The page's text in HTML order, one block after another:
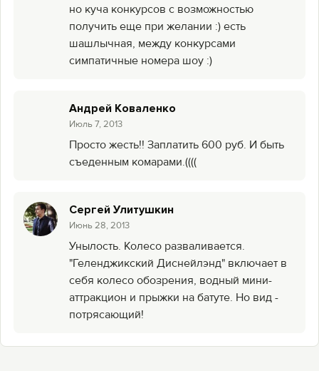
но куча конкурсов с возможностью
получить еще при желании :) есть
шашлычная, между конкурсами
симпатичные номера шоу :)
Андрей Коваленко
Июль 7, 2013
Просто жесть!! Заплатить 600 руб. И быть
съеденным комарами.((((
Сергей Улитушкин
Июнь 28, 2013
Унылость. Колесо разваливается.
"Геленджикский Диснейлэнд" включает в
себя колесо обозрения, водный мини-
аттракцион и прыжки на батуте. Но вид -
потрясающий!